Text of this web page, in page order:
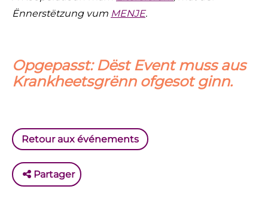
Ënnerstëtzung vum MENJE.
Opgepasst: Dëst Event muss aus
Krankheetsgrënn ofgesot ginn.
Retour aux événements
Partager